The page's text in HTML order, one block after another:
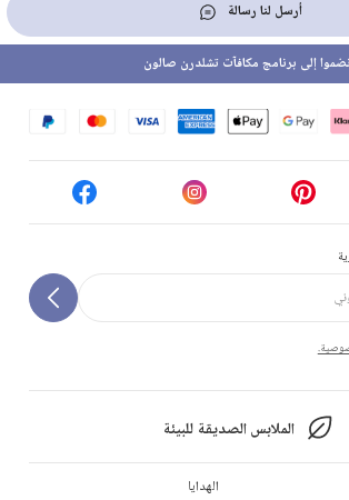
أرسل لنا رسالة
الملابس الصديقة للبيئة
إلى برنامج مكافآت تشلدرن صالون
الهدايا